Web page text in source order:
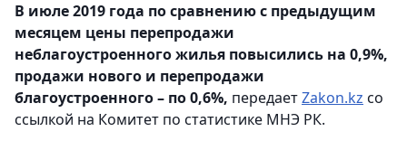
В июле 2019 года по сравнению с предыдущим
месяцем цены перепродажи
неблагоустроенного жилья повысились на 0,9%,
продажи нового и перепродажи
благоустроенного – по 0,6%, передаетZakon.kz со
ссылкой на Комитет по статистике МНЭ РК.